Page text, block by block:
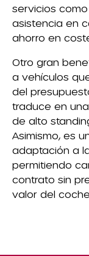
servicios
asistencia en
ahorro en
Otro gran
a vehículos
del
traduce en
de alto
Asimismo, es
adaptación a
permitiendo
contrato sin
valor del coche.